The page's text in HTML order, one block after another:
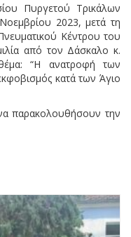
Πυργετού Τρικάλων
2023, μετά τη
Κέντρου του
από τον Δάσκαλο κ.
“Η ανατροφή των
κατά των Άγιο
παρακολουθήσουν την